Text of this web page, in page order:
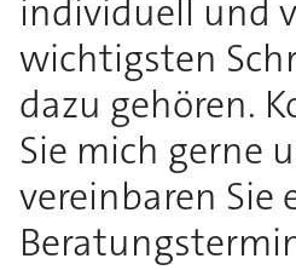
individuell und
wichtigsten
dazu gehören.
Sie mich gerne
vereinbaren Sie